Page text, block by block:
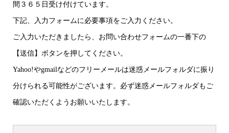
間３６５日受け付けています。
下記、入力フォームに必要事項をご入力ください。
ご入力いただきましたら、お問い合わせフォームの一番下の
【送信】ボタンを押してください。
Yahoo!やgmailなどのフリーメールは迷惑メールフォルダに振り
分けられる可能性がございます。必ず迷惑メールフォルダもご
確認いただくようお願いいたします。